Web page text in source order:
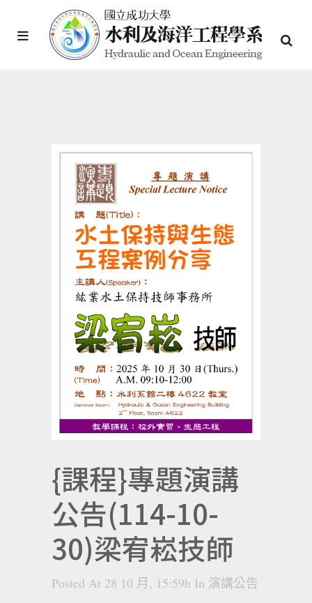
{課程}專題演講
公告(114-10-
30)梁宥崧技師
Posted At 28 10 月, 15:59h In 演講公告